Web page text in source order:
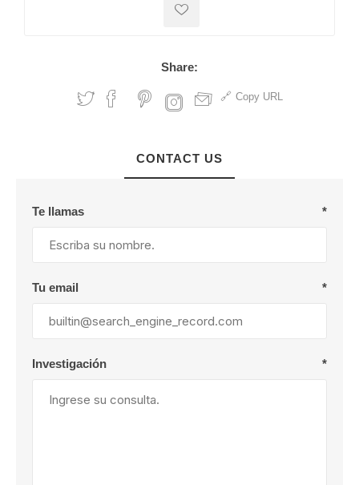
Share:
Copy URL
CONTACT US
Te llamas *
Tu email *
Investigación *